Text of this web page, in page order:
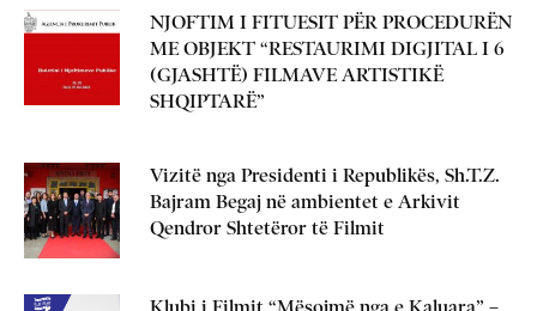
NJOFTIM I FITUESIT PËR PROCEDURËN
ME OBJEKT “RESTAURIMI DIGJITAL I 6
(GJASHTË) FILMAVE ARTISTIKË
SHQIPTARË”
Vizitë nga Presidenti i Republikës, Sh.T.Z.
Bajram Begaj në ambientet e Arkivit
Qendror Shtetëror të Filmit